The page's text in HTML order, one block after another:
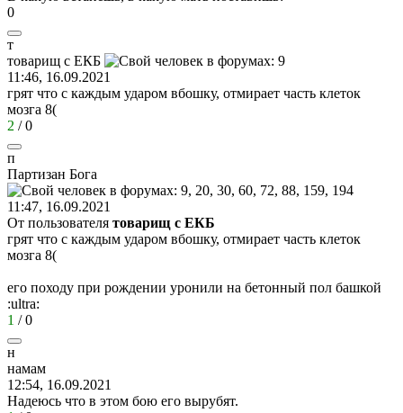
0
т
товарищ с ЕКБ
11:46, 16.09.2021
грят что с каждым ударом вбошку, отмирает часть клеток
мозга 8(
2 /0
п
Партизан Бога
11:47, 16.09.2021
От пользователя товарищ с ЕКБ
грят что с каждым ударом вбошку, отмирает часть клеток
мозга 8(
его походу при рождении уронили на бетонный пол башкой
:ultra:
1 /0
н
намам
12:54, 16.09.2021
Надеюсь что в этом бою его вырубят.